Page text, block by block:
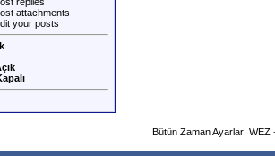
attachments
your posts
Bütün Zaman Ayarları